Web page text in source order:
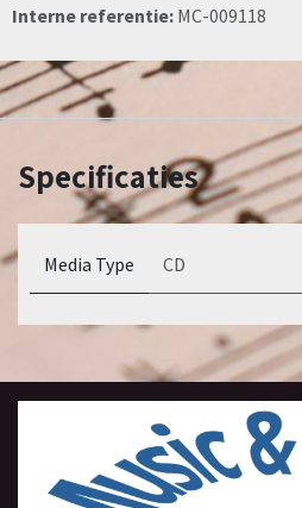
Interne referentie: MC-009118
Specificaties
Media Type CD